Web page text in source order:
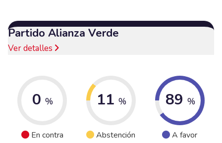
Partido Alianza Verde
Ver detalles
0 %
En contra
11 %
Abstención
89 %
A favor